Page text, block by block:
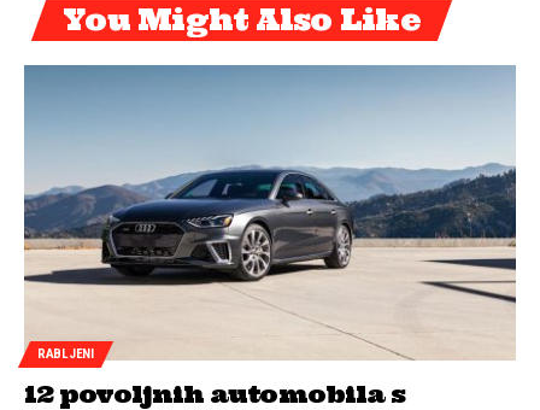
You Might Also Like
RABLJENI
12 povoljnih automobila s